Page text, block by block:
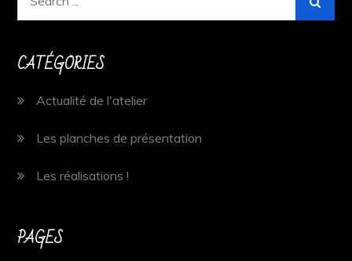
CATÉGORIES
Actualité de l'atelier
Les planches de présentation
Les réalisations !
PAGES